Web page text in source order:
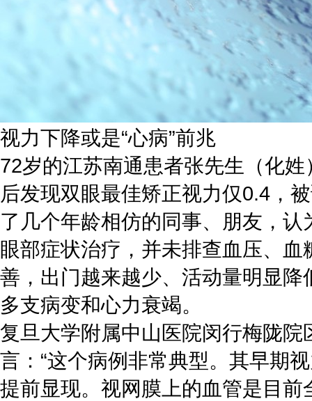
视力下降或是“心病”前兆
72岁的江苏南通患者张先生（化
后发现双眼最佳矫正视力仅0.4，
了几个年龄相仿的同事、朋友，认
眼部症状治疗，并未排查血压、
善，出门越来越少、活动量明显
多支病变和心力衰竭。
复旦大学附属中山医院闵行梅陇
言：“这个病例非常典型。其早期
提前显现。视网膜上的血管是目